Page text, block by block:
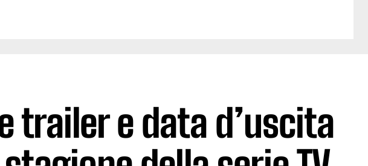
trailer e data d’uscita